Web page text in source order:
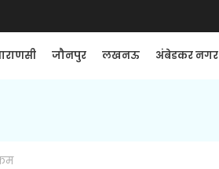
जौनपुर लखनऊ अंबेडकर नगर